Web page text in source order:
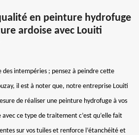
en peinture hydrofuge
ardoise avec Louiti
intempéries ; pensez à peindre cette
il est à noter que, notre entreprise Louiti
de réaliser une peinture hydrofuge à vos
ce type de traitement c’est qu’elle fait
sur vos tuiles et renforce l’étanchéité et